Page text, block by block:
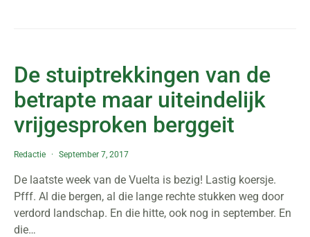
De stuiptrekkingen van de
betrapte maar uiteindelijk
vrijgesproken berggeit
Redactie September 7, 2017
De laatste week van de Vuelta is bezig! Lastig koersje.
Pfff. Al die bergen, al die lange rechte stukken weg door
verdord landschap. En die hitte, ook nog in september. En
die…